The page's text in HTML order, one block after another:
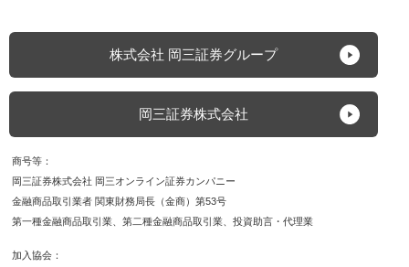
株式会社 岡三証券グループ
岡三証券株式会社
商号等
岡三証券株式会社 岡三オンライン証券カンパニー
金融商品取引業者 関東財務局長（金商）第53号
第一種金融商品取引業
第二種金融商品取引業 投資助言・代理業
加入協会